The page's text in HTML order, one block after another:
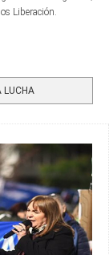
Liberación.
LUCHA